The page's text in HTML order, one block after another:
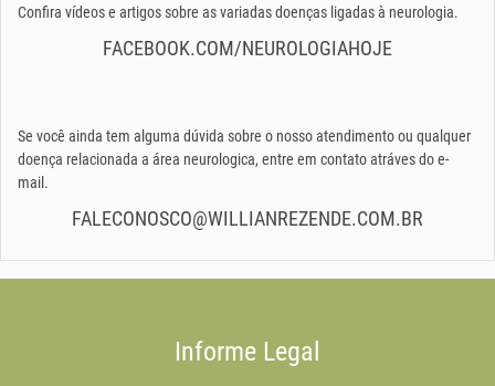
Confira vídeos e artigos sobre as variadas doenças ligadas à neurologia.
FACEBOOK.COM/NEUROLOGIAHOJE
Se você ainda tem alguma dúvida sobre o nosso atendimento ou qualquer
doença relacionada a área neurologica, entre em contato atráves do e-
mail.
FALECONOSCO@WILLIANREZENDE.COM.BR
Informe Legal